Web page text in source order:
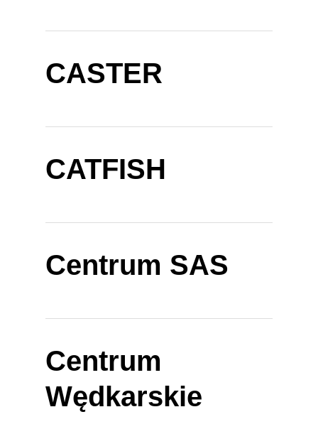
CASTER
CATFISH
Centrum SAS
Centrum
Wędkarskie